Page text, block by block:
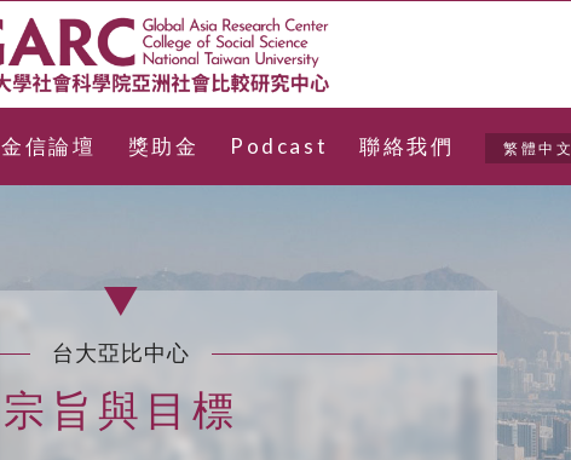
金信論壇 獎助金 Podcast 聯絡我們 繁體中文
台大亞比中心
宗旨與目標